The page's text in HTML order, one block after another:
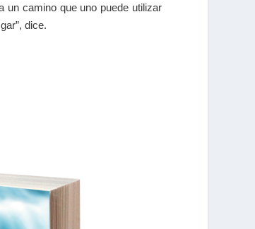
un camino que uno puede utilizar
dice.